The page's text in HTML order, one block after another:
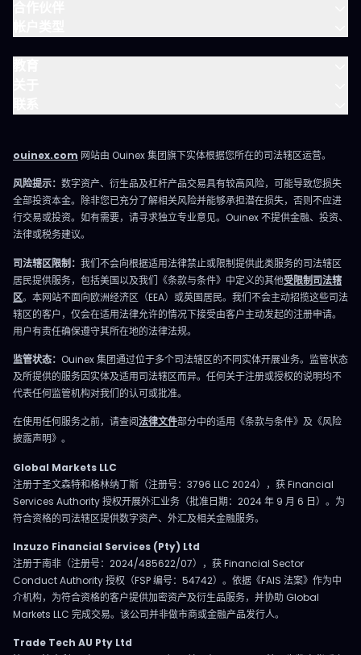
ouinex.com 网站由 Ouinex 集团旗下实体根据您所在的司法辖区运营。
风险提示： 数字资产、衍生品及杠杆产品交易具有较高风险，可能导致您损失
全部投资本金。除非您已充分了解相关风险并能够承担潜在损失，否则不应进
行交易或投资。如有需要，请寻求独立专业意见。Ouinex 不提供金融、投资、
法律或税务建议。
司法辖区限制： 我们不会向根据适用法律禁止或限制提供此类服务的司法辖区
居民提供服务，包括美国以及我们《条款与条件》中定义的其他受限制司法辖
区。本网站不面向欧洲经济区（EEA）或英国居民。我们不会主动招揽这些司法
辖区的客户，仅会在适用法律允许的情况下接受由客户主动发起的注册申请。
用户有责任确保遵守其所在地的法律法规。
监管状态： Ouinex 集团通过位于多个司法辖区的不同实体开展业务。监管状态
及所提供的服务因实体及适用司法辖区而异。任何关于注册或授权的说明均不
代表任何监管机构对我们的认可或批准。
在使用任何服务之前，请查阅法律文件部分中的适用《条款与条件》及《风险
披露声明》。
Global Markets LLC
注册于圣文森特和格林纳丁斯（注册号：3796 LLC 2024），获 Financial
Services Authority 授权开展外汇业务（批准日期：2024 年 9 月 6 日）。为
符合资格的司法辖区提供数字资产、外汇及相关金融服务。
Inzuzo Financial Services (Pty) Ltd
注册于南非（注册号：2024/485622/07），获 Financial Sector
Conduct Authority 授权（FSP 编号：54742）。依据《FAIS 法案》作为中
介机构，为符合资格的客户提供加密资产及衍生品服务，并协助 Global
Markets LLC 完成交易。该公司并非做市商或金融产品发行人。
Trade Tech AU Pty Ltd